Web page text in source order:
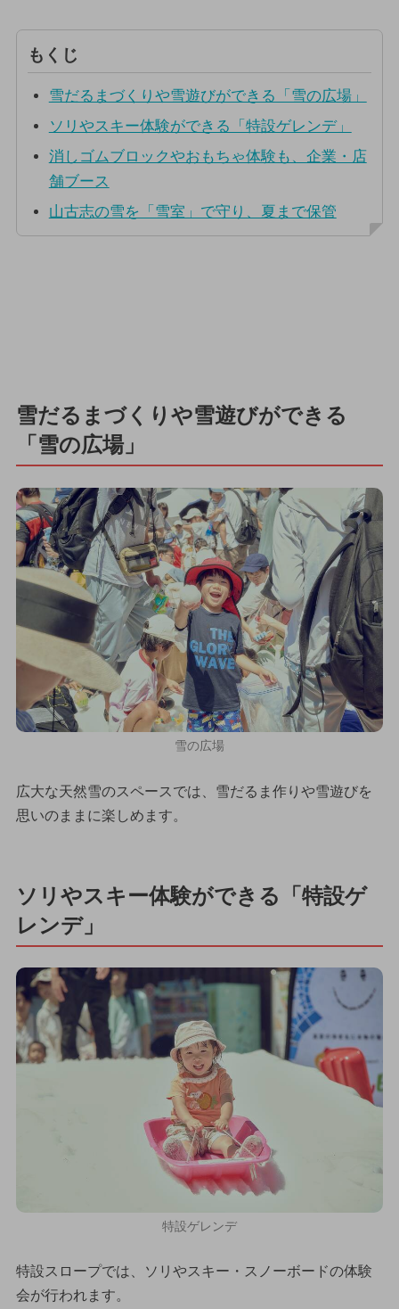
もくじ
雪だるまづくりや雪遊びができる「雪の広場」
ソリやスキー体験ができる「特設ゲレンデ」
消しゴムブロックやおもちゃ体験も、企業・店
舗ブース
山古志の雪を「雪室」で守り、夏まで保管
雪だるまづくりや雪遊びができる
「雪の広場」
雪の広場
広大な天然雪のスペースでは、雪だるま作りや雪遊びを
思いのままに楽しめます。
ソリやスキー体験ができる「特設ゲ
レンデ」
特設ゲレンデ
特設スロープでは、ソリやスキー・スノーボードの体験
会が行われます。